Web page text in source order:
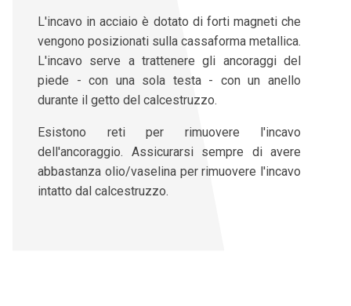
L'incavo in acciaio è dotato di forti magneti che
vengono posizionati sulla cassaforma metallica.
L'incavo serve a trattenere gli ancoraggi del
piede - con una sola testa - con un anello
durante il getto del calcestruzzo.
Esistono reti per rimuovere l'incavo
dell'ancoraggio. Assicurarsi sempre di avere
abbastanza olio/vaselina per rimuovere l'incavo
intatto dal calcestruzzo.